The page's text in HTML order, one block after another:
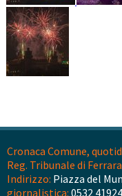
Cronaca Comune,
Reg. Tribunale di
Indirizzo: Piazza del
giornalistica: 0532